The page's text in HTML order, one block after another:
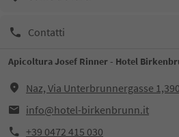
Contatti
Apicoltura Josef Rinner - Hotel
Naz, Via Unterbrunnergasse
info@hotel-birkenbrunn.it
+39 0472 415 030